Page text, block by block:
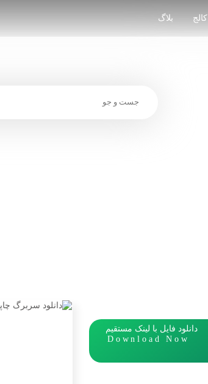
کالج بلاگ
دانلود فایل با لینک مستقیم
Download Now